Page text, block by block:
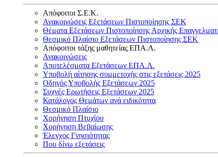
Απόφοιτοι Σ.Ε.Κ.
Ανακοινώσεις Εξετάσεων Πιστοποίησης ΣΕΚ
Θέματα Εξετάσεων Πιστοποίησης Αρχικής
Θεσμικό Πλαίσιο Εξετάσεων Πιστοποίησης ΣΕΚ
Απόφοιτοι τάξης μαθητείας ΕΠΑ.Λ.
Ανακοινώσεις
Αποτελέσματα Εξετάσεων ΕΠΑ.Λ.
Υποβολή αίτησης συμμετοχής στις εξετάσεις 2025
Οδηγός Υποβολής Εξετάσεων 2025
Συχνές Ερωτήσεις Εξετάσεων 2025
Κατάλογος Θεμάτων ανά ειδικότητα
Θεσμικό Πλαίσιο
Χορήγηση Πτυχίου
Χορήγηση Βεβαίωσης
Έλεγχος Γνησιότητας
Που δίνω εξετάσεις